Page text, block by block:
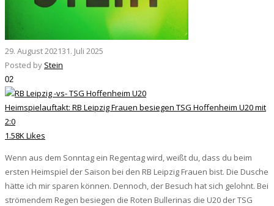
29. August 202131. Juli 2025
Posted by Stein
02
Heimspielauftakt: RB Leipzig Frauen besiegen TSG Hoffenheim U20 mit
2:0
1.58K Likes
Wenn aus dem Sonntag ein Regentag wird, weißt du, dass du beim
ersten Heimspiel der Saison bei den RB Leipzig Frauen bist. Die Dusche
hätte ich mir sparen können. Dennoch, der Besuch hat sich gelohnt. Bei
strömendem Regen besiegen die Roten Bullerinas die U20 der TSG